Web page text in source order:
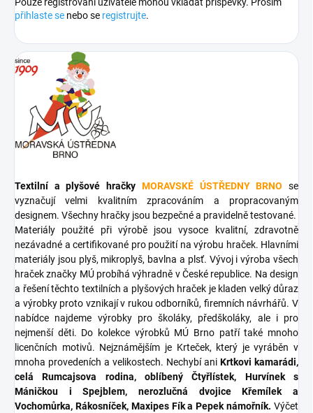
přihlaste se nebo se registrujte.
Textilní a plyšové hračky MORAVSKÉ ÚSTŘEDNY BRNO se
vyznačují velmi kvalitním zpracováním a propracovaným
designem. Všechny hračky jsou bezpečné a pravidelně testované.
Materiály použité při výrobě jsou vysoce kvalitní, zdravotně
nezávadné a certifikované pro použití na výrobu hraček. Hlavními
materiály jsou plyš, mikroplyš, bavlna a plsť. Vývoj i výroba všech
hraček značky MÚ probíhá výhradně v České republice. Na design
a řešení těchto textilních a plyšových hraček je kladen velký důraz
a výrobky proto vznikají v rukou odborníků, firemních návrhářů. V
nabídce najdeme výrobky pro školáky, předškoláky, ale i pro
nejmenší děti. Do kolekce výrobků MÚ Brno patří také mnoho
licenčních motivů. Nejznámějším je Krteček, který je vyráběn v
mnoha provedeních a velikostech. Nechybí ani Krtkovi kamarádi,
celá Rumcajsova rodina, oblíbený Čtyřlístek, Hurvínek s
Máničkou i Spejblem, nerozlučná dvojice Křemílek a
Vochomůrka, Rákosníček, Maxipes Fík a Pepek námořník. Výčet